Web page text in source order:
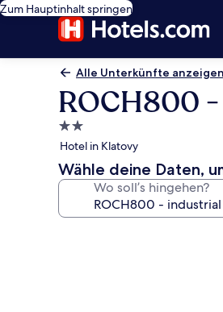
Zum Hauptinhalt springen
Alle Unterkünfte anzeigen
ROCH800
2.0-
Sterne-
Unterkunft
Hotel in Klatovy
Wähle deine Daten,
Wo soll’s hingehen?